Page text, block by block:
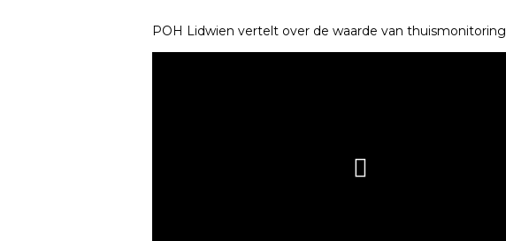
POH Lidwien vertelt over de waarde van thuismonitoring